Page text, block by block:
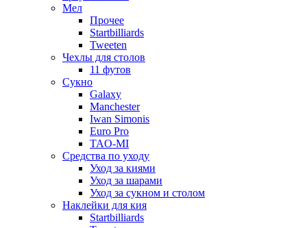
Мел
Прочее
Startbilliards
Tweeten
Чехлы для столов
11 футов
Сукно
Galaxy
Manchester
Iwan Simonis
Euro Pro
TAO-MI
Средства по уходу
Уход за киями
Уход за шарами
Уход за сукном и столом
Наклейки для кия
Startbilliards